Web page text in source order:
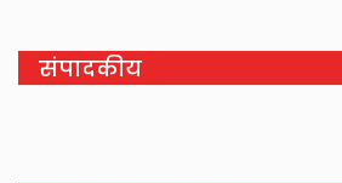
संपादकीय